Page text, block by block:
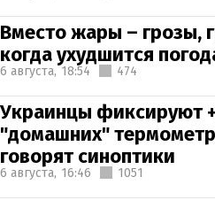
Вместо жары – грозы,
когда ухудшится
6 августа, 18:54 474
Украинцы фиксируют
"домашних"
говорят синоптики
6 августа, 16:46 1051